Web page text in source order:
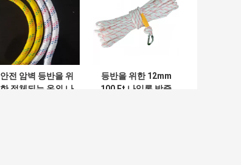
안전 암벽 등반을 위
한 정체되는 옥외 나
등반을 위한 12mm
100 Ft 나일론 밧줄